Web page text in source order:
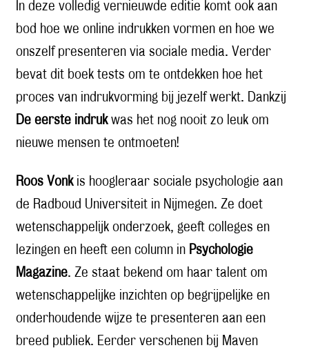
In deze volledig vernieuwde editie komt ook aan
bod hoe we online indrukken vormen en hoe we
onszelf presenteren via sociale media. Verder
bevat dit boek tests om te ontdekken hoe het
proces van indrukvorming bij jezelf werkt. Dankzij
De eerste indrukwas het nog nooit zo leuk om
nieuwe mensen te ontmoeten!
Roos Vonkis hoogleraar sociale psychologie aan
de Radboud Universiteit in Nijmegen. Ze doet
wetenschappelijk onderzoek, geeft colleges en
lezingen en heeft een column in Psychologie
Magazine. Ze staat bekend om haar talent om
wetenschappelijke inzichten op begrijpelijke en
onderhoudende wijze te presenteren aan een
breed publiek. Eerder verschenen bij Maven